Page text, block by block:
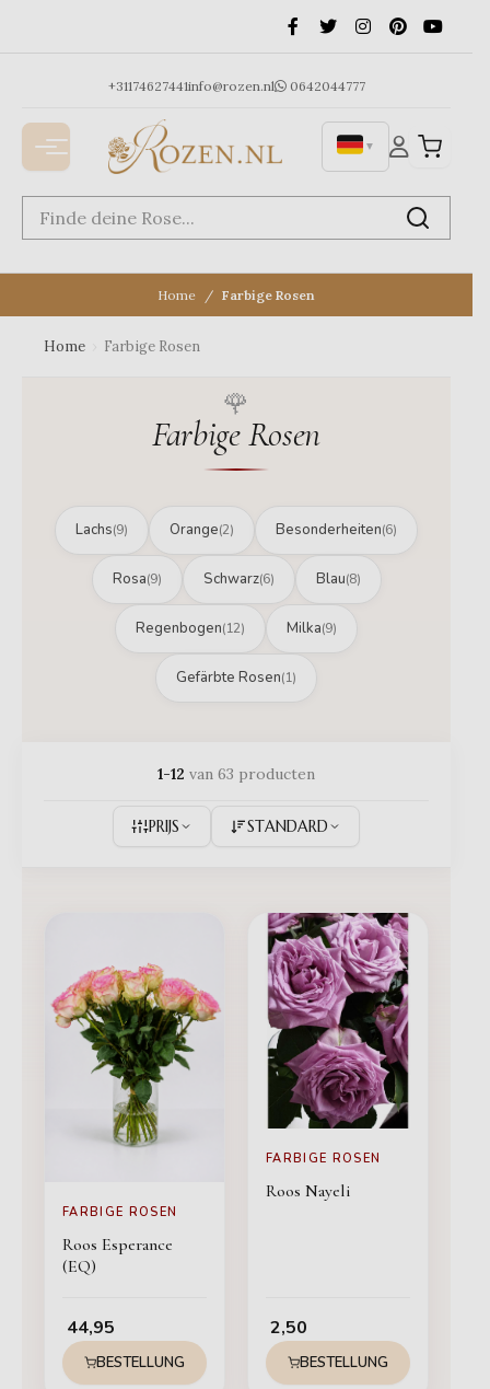
+31174627441info@rozen.nl 0642044777
▼
Home Farbige Rosen
Home Farbige Rosen
Farbige Rosen
Lachs(9) Orange(2) Besonderheiten(6)
Rosa(9) Schwarz(6) Blau(8)
Regenbogen(12) Milka(9)
Gefärbte Rosen(1)
1-12 van 63 producten
PRIJS STANDARD
FARBIGE ROSEN
Roos Esperance
(EQ)
44,95
BESTELLUNG
FARBIGE ROSEN
Roos Nayeli
2,50
BESTELLUNG